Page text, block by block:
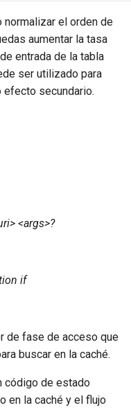
normalizar el orden de
aumentar la tasa
entrada de la tabla
ser utilizado para
efecto secundario.
<args>?
if
de fase de acceso que
buscar en la caché.
código de estado
en la caché y el flujo